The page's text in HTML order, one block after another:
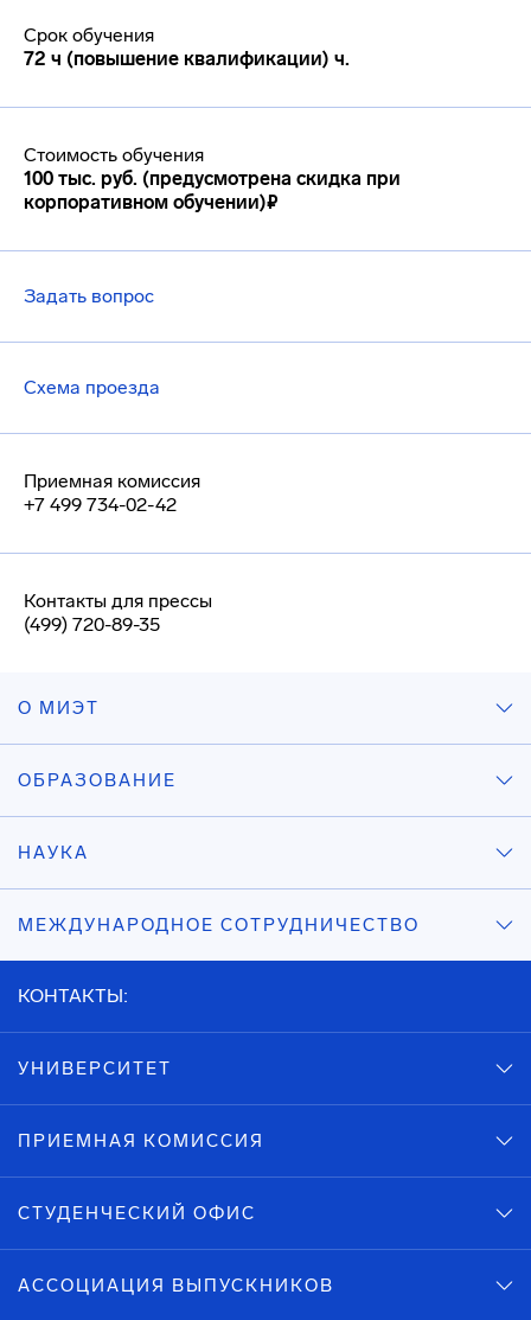
Срок обучения
72 ч (повышение квалификации) ч.
Стоимость обучения
100 тыс. руб. (предусмотрена скидка при
корпоративном обучении)₽
Задать вопрос
Схема проезда
Приемная комиссия
+7 499 734-02-42
Контакты для прессы
(499) 720-89-35
О МИЭТ
ОБРАЗОВАНИЕ
НАУКА
МЕЖДУНАРОДНОЕ СОТРУДНИЧЕСТВО
КОНТАКТЫ:
УНИВЕРСИТЕТ
ПРИЕМНАЯ КОМИССИЯ
СТУДЕНЧЕСКИЙ ОФИС
АССОЦИАЦИЯ ВЫПУСКНИКОВ